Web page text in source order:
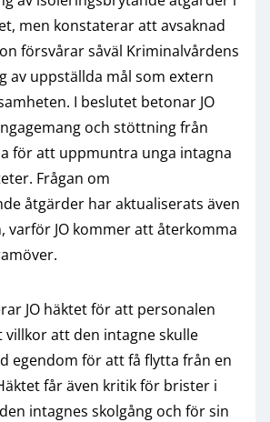
men konstaterar att avsaknad
försvårar såväl Kriminalvårdens
av uppställda mål som extern
I beslutet betonar JO
och stöttning från
för att uppmuntra unga intagna
Frågan om
åtgärder har aktualiserats även
varför JO kommer att återkomma
JO häktet för att personalen
att den intagne skulle
egendom för att få flytta från en
får även kritik för brister i
intagnes skolgång och för sin